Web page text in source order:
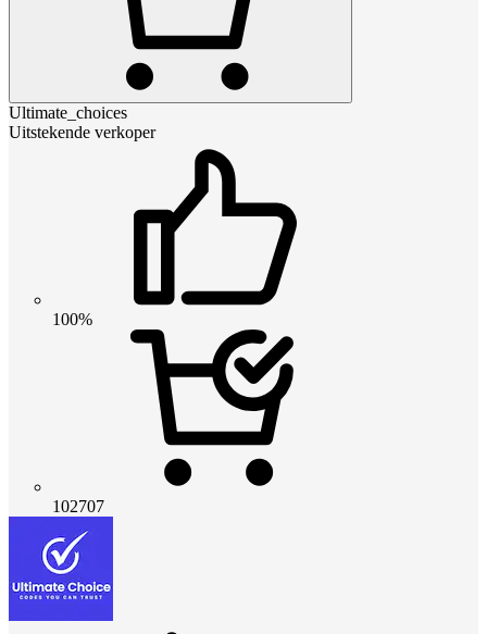
Ultimate_choices
Uitstekende verkoper
100%
102707